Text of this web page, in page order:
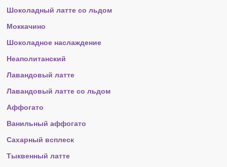
Шоколадный латте со льдом
Моккачино
Шоколадное наслаждение
Неаполитанский
Лавандовый латте
Лавандовый латте со льдом
Аффогато
Ванильный аффогато
Сахарный всплеск
Тыквенный латте